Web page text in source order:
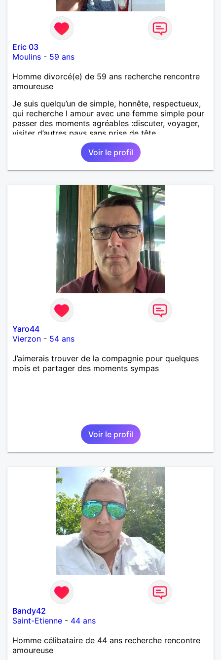
Eric 03
Moulins - 59 ans
Homme divorcé(e) de 59 ans recherche rencontre
amoureuse
Je suis quelqu’un de simple, honnête, respectueux,
qui recherche l amour avec une femme simple pour
passer des moments agréables :discuter, voyager,
visiter d’autres pays sans prise de tête.
Voir le profil
Yaro44
Vierzon - 54 ans
J’aimerais trouver de la compagnie pour quelques
mois et partager des moments sympas
Voir le profil
Bandy42
Saint-Etienne - 44 ans
Homme célibataire de 44 ans recherche rencontre
amoureuse